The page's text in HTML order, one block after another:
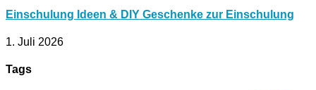
Einschulung Ideen & DIY Geschenke zur Einschulung
1. Juli 2026
Tags